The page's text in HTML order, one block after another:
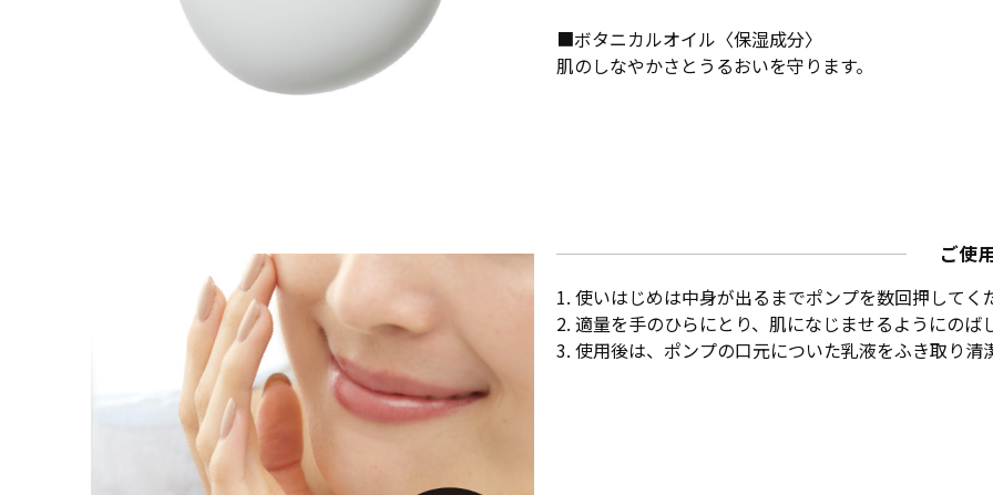
■ボタニカルオイル〈保湿成分〉
肌のしなやかさとうるおいを守ります。
ご使
1. 使いはじめは中身が出るまでポンプを数回押してく
2. 適量を手のひらにとり、肌になじませるようにのば
3. 使用後は、ポンプの口元についた乳液をふき取り清